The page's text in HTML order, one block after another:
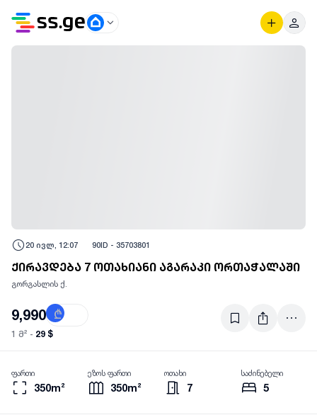
20 ივლ, 12:07 90ID - 35703801
ქირავდება 7 ოთახიანი აგარაკი ორთაჭალაში
გორგასლის ქ.
9,990 ₾
1 მ² - 29 $
350m²
ფართი
350m²
ეზოს ფართი
7
ოთახი
5
საძინებელი